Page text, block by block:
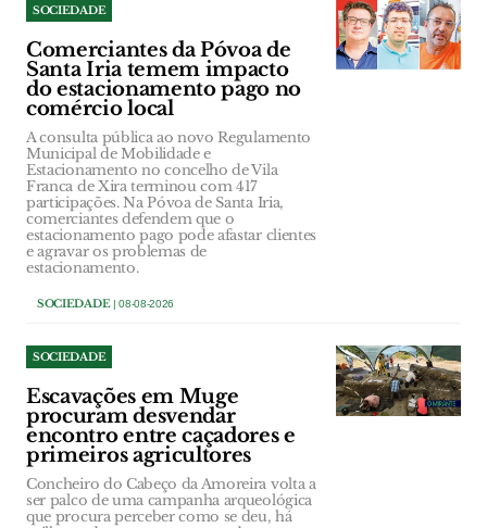
SOCIEDADE
Comerciantes da Póvoa de
Santa Iria temem impacto
do estacionamento pago no
comércio local
A consulta pública ao novo Regulamento
Municipal de Mobilidade e
Estacionamento no concelho de Vila
Franca de Xira terminou com 417
participações. Na Póvoa de Santa Iria,
comerciantes defendem que o
estacionamento pago pode afastar clientes
e agravar os problemas de
estacionamento.
SOCIEDADE| 08-08-2026
SOCIEDADE
Escavações em Muge
procuram desvendar
encontro entre caçadores e
primeiros agricultores
Concheiro do Cabeço da Amoreira volta a
ser palco de uma campanha arqueológica
que procura perceber como se deu, há